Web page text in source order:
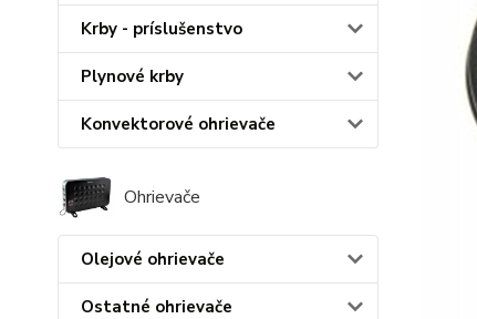
Krby - príslušenstvo
Plynové krby
Konvektorové ohrievače
Ohrievače
Olejové ohrievače
Ostatné ohrievače